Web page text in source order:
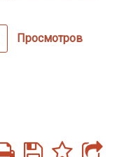
Просмотров